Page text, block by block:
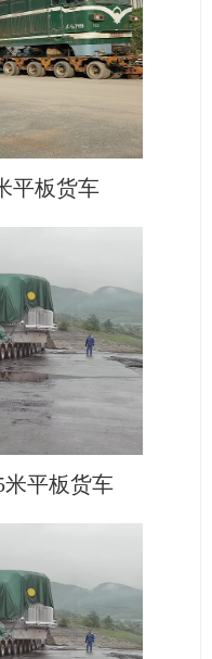
平板货车
米平板货车